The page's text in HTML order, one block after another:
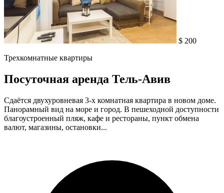
$ 200
Трехкомнатные квартиры
Посуточная аренда Тель-Авив
Сдаётся двухуровневая 3-х комнатная квартира в новом доме.
Панорамный вид на море и город. В пешеходной доступности
благоустроенный пляж, кафе и рестораны, пункт обмена
валют, магазины, остановки...